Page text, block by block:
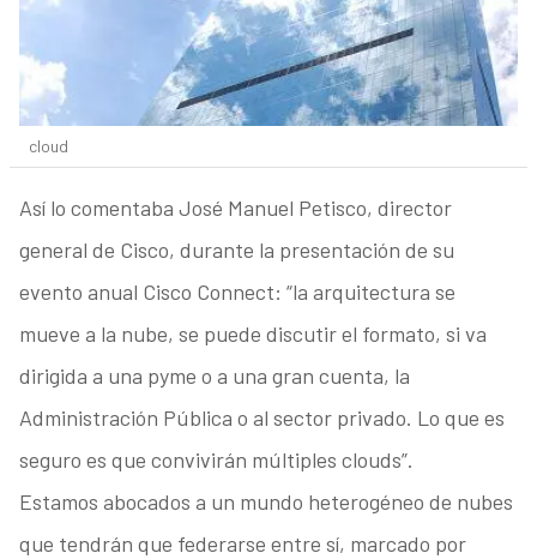
cloud
Así lo comentaba José Manuel Petisco, director
general de Cisco, durante la presentación de su
evento anual Cisco Connect: “la arquitectura se
mueve a la nube, se puede discutir el formato, si va
dirigida a una pyme o a una gran cuenta, la
Administración Pública o al sector privado. Lo que es
seguro es que convivirán múltiples clouds”.
Estamos abocados a un mundo heterogéneo de nubes
que tendrán que federarse entre sí, marcado por